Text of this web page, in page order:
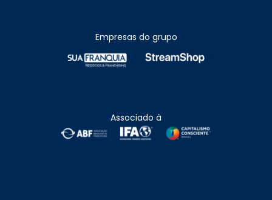
Empresas do grupo
Associado à